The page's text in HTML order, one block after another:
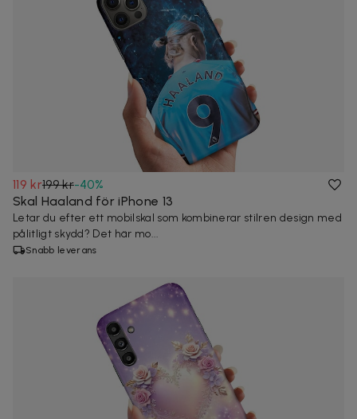
119 kr199 kr-40%
Skal Haaland för iPhone 13
Letar du efter ett mobilskal som kombinerar stilren design med
pålitligt skydd? Det här mo...
Snabb leverans